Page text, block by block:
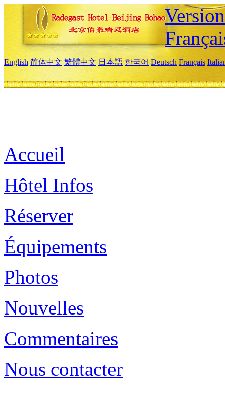
English 简体中文 繁體中文 日本語 한국어 Deutsch Français
Accueil
Hôtel Infos
Réserver
Équipements
Photos
Nouvelles
Commentaires
Nous contacter